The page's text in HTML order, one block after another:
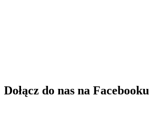
Dołącz do nas na Facebooku